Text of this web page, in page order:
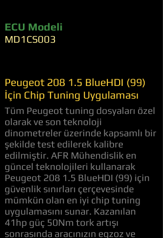
ECU Modeli
MD1CS003
Peugeot 208 1.5 BlueHDI (99)
İçin Chip Tuning Uygulaması
Tüm Peugeot tuning dosyaları özel
olarak ve son teknoloji
dinometreler üzerinde kapsamlı bir
şekilde test edilerek kalibre
edilmiştir. AFR Mühendislik en
güncel teknolojileri kullanarak
Peugeot 208 1.5 BlueHDI (99) için
güvenlik sınırları çerçevesinde
mümkün olan en iyi chip tuning
uygulamasını sunar. Kazanılan
41hp güç 50Nm tork artışı
sonrasında aracınızın egzoz ve